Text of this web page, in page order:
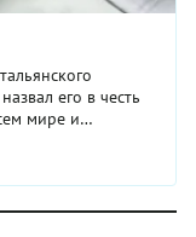
его в честь
мире и
Расскажем,
условиях, и
этого